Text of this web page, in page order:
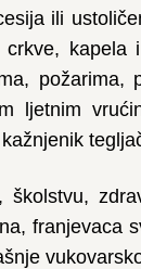
ili
kapela
požarima,
ljetnim
školstvu,
franjevaca